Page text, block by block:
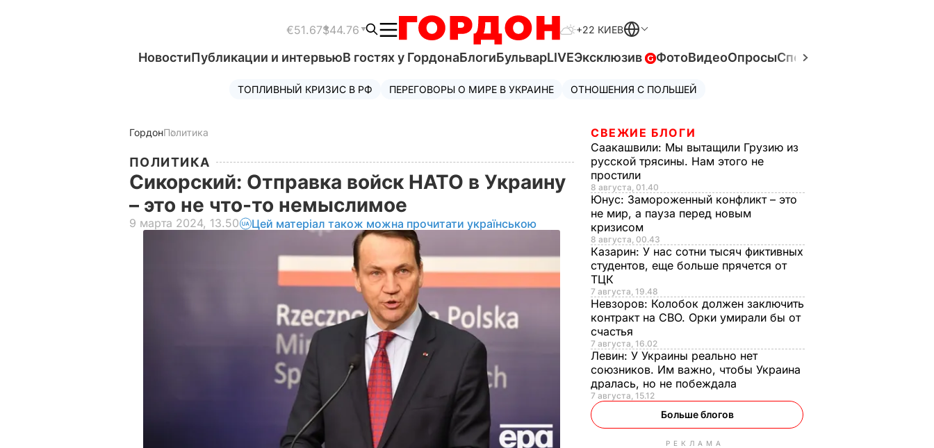
€51.67$44.76 +22 КИЕВ
НовостиПубликации и интервьюВ гостях у ГордонаБлогиБульварLIVEЭксклюзив ФотоВидеоОпросыСпецпроекты
ТОПЛИВНЫЙ КРИЗИС В РФ ПЕРЕГОВОРЫ О МИРЕ В УКРАИНЕ ОТНОШЕНИЯ С ПОЛЬШЕЙ
ГордонПолитика
ПОЛИТИКА
Сикорский: Отправка войск НАТО в Украину
– это не что-то немыслимое
9 марта 2024, 13.50 Цей матеріал також можна прочитати українською
СВЕЖИЕ БЛОГИ
Саакашвили: Мы вытащили Грузию из
русской трясины. Нам этого не
простили
8 августа, 01.40
Юнус: Замороженный конфликт – это
не мир, а пауза перед новым
кризисом
8 августа, 00.43
Казарин: У нас сотни тысяч фиктивных
студентов, еще больше прячется от
ТЦК
7 августа, 19.48
Невзоров: Колобок должен заключить
контракт на СВО. Орки умирали бы от
счастья
7 августа, 16.02
Левин: У Украины реально нет
союзников. Им важно, чтобы Украина
дралась, но не побеждала
7 августа, 15.12
Больше блогов
РЕКЛАМА